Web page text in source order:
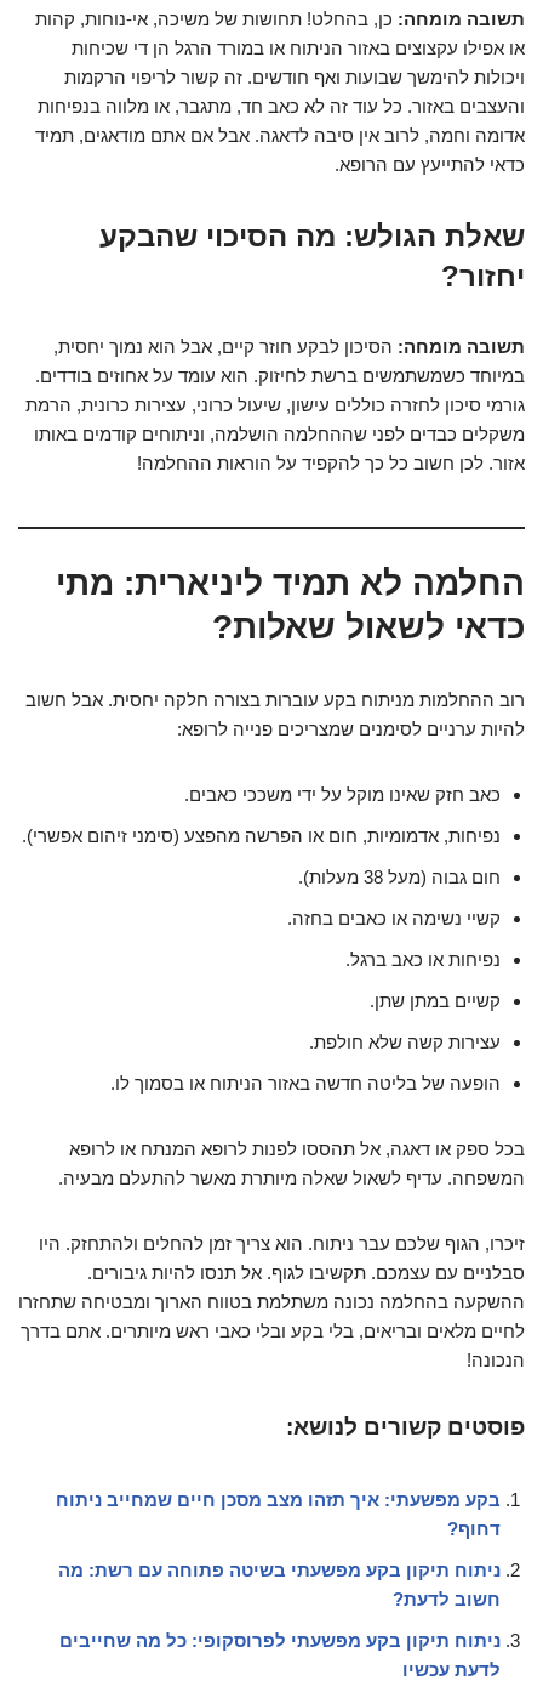
תשובה מומחה: כן, בהחלט! תחושות של משיכה, אי-נוחות, קהות
או אפילו עקצוצים באזור הניתוח או במורד הרגל הן די שכיחות
ויכולות להימשך שבועות ואף חודשים. זה קשור לריפוי הרקמות
והעצבים באזור. כל עוד זה לא כאב חד, מתגבר, או מלווה בנפיחות
אדומה וחמה, לרוב אין סיבה לדאגה. אבל אם אתם מודאגים, תמיד
כדאי להתייעץ עם הרופא.
שאלת הגולש: מה הסיכוי שהבקע
יחזור?
תשובה מומחה: הסיכון לבקע חוזר קיים, אבל הוא נמוך יחסית,
במיוחד כשמשתמשים ברשת לחיזוק. הוא עומד על אחוזים בודדים.
גורמי סיכון לחזרה כוללים עישון, שיעול כרוני, עצירות כרונית, הרמת
משקלים כבדים לפני שההחלמה הושלמה, וניתוחים קודמים באותו
אזור. לכן חשוב כל כך להקפיד על הוראות ההחלמה!
החלמה לא תמיד ליניארית: מתי
כדאי לשאול שאלות?
רוב ההחלמות מניתוח בקע עוברות בצורה חלקה יחסית. אבל חשוב
להיות ערניים לסימנים שמצריכים פנייה לרופא:
כאב חזק שאינו מוקל על ידי משככי כאבים.
נפיחות, אדמומיות, חום או הפרשה מהפצע (סימני זיהום אפשרי).
חום גבוה (מעל 38 מעלות).
קשיי נשימה או כאבים בחזה.
נפיחות או כאב ברגל.
קשיים במתן שתן.
עצירות קשה שלא חולפת.
הופעה של בליטה חדשה באזור הניתוח או בסמוך לו.
בכל ספק או דאגה, אל תהססו לפנות לרופא המנתח או לרופא
המשפחה. עדיף לשאול שאלה מיותרת מאשר להתעלם מבעיה.
זיכרו, הגוף שלכם עבר ניתוח. הוא צריך זמן להחלים ולהתחזק. היו
סבלניים עם עצמכם. תקשיבו לגוף. אל תנסו להיות גיבורים.
ההשקעה בהחלמה נכונה משתלמת בטווח הארוך ומבטיחה שתחזרו
לחיים מלאים ובריאים, בלי בקע ובלי כאבי ראש מיותרים. אתם בדרך
הנכונה!
פוסטים קשורים לנושא:
בקע מפשעתי: איך תזהו מצב מסכן חיים שמחייב ניתוח
דחוף?
ניתוח תיקון בקע מפשעתי בשיטה פתוחה עם רשת: מה
חשוב לדעת?
ניתוח תיקון בקע מפשעתי לפרוסקופי: כל מה שחייבים
לדעת עכשיו